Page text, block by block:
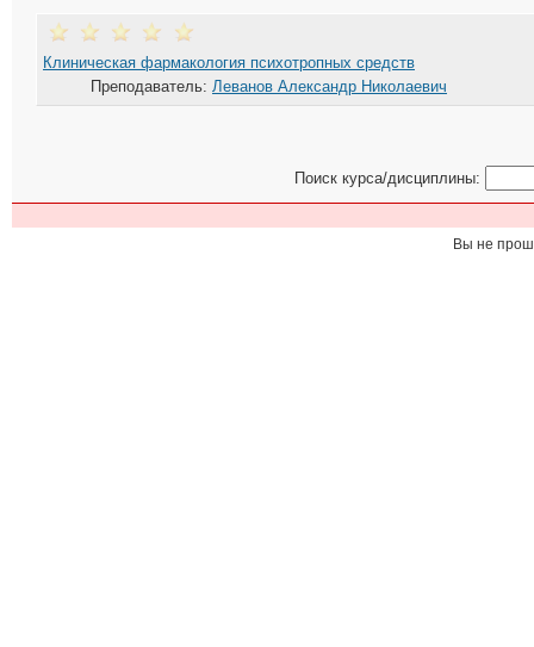
Клиническая фармакология психотропных средств
Преподаватель: Леванов Александр Николаевич
Поиск курса/дисциплины:
Вы не